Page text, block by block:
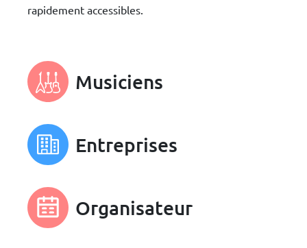
rapidement accessibles.
Musiciens
Entreprises
Organisateur